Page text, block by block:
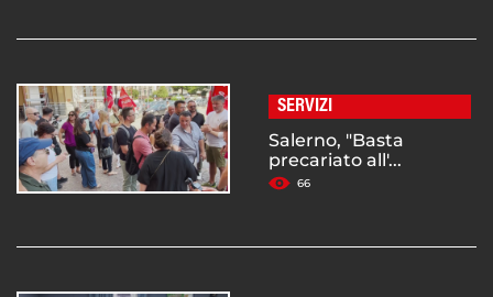
SERVIZI
Salerno, "Basta
precariato all'...
66